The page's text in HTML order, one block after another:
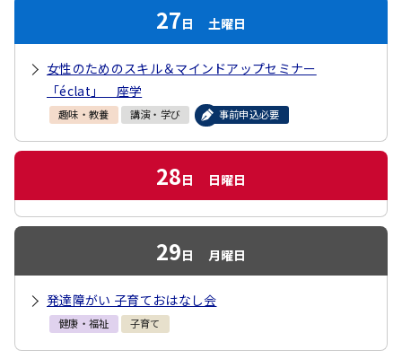
27日 土曜日
女性のためのスキル＆マインドアップセミナー
「éclat」 座学
趣味・教養 講演・学び 事前申込必要
28日 日曜日
29日 月曜日
発達障がい 子育ておはなし会
健康・福祉 子育て